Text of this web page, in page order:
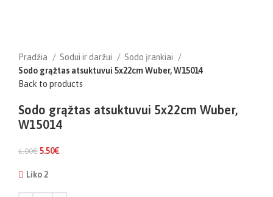
Pradžia Sodui ir daržui
Sodo įrankiai
Sodo grąžtas atsuktuvui 5x22cm Wuber, W15014
Back to products
Sodo grąžtas atsuktuvui 5x22cm Wuber,
W15014
6.00€ 5.50€
Liko 2